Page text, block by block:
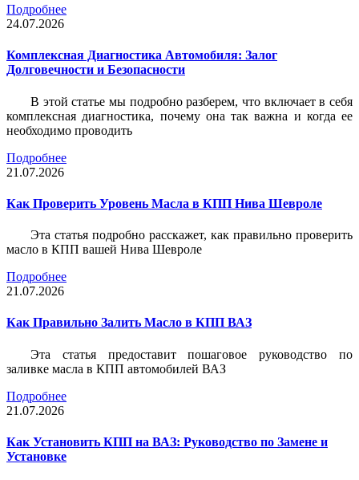
Подробнее
24.07.2026
Комплексная Диагностика Автомобиля: Залог
Долговечности и Безопасности
В этой статье мы подробно разберем, что включает в себя
комплексная диагностика, почему она так важна и когда ее
необходимо проводить
Подробнее
21.07.2026
Как Проверить Уровень Масла в КПП Нива Шевроле
Эта статья подробно расскажет, как правильно проверить
масло в КПП вашей Нива Шевроле
Подробнее
21.07.2026
Как Правильно Залить Масло в КПП ВАЗ
Эта статья предоставит пошаговое руководство по
заливке масла в КПП автомобилей ВАЗ
Подробнее
21.07.2026
Как Установить КПП на ВАЗ: Руководство по Замене и
Установке